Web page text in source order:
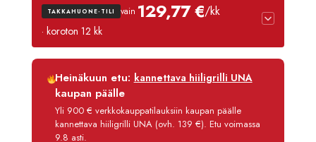
1589,90 €.1510,41
TAKKAHUONE-TILI vain 129,77 €/kk
· koroton 12 kk
Luottoaika
12 kk
Korko
Käsittelymaksu
3,90 €/kk
Maksettava yhteensä
1 557,21 €
Heinäkuun etu: kannettava hiiligrilli UNA
kaupan päälle
Yli 900 € verkkokauppatilauksiin kaupan päälle
kannettava hiiligrilli UNA (ovh. 139 €). Etu voimassa
9.8 asti.